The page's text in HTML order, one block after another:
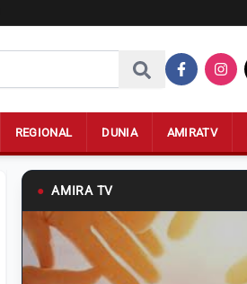
REGIONAL DUNIA AMIRATV
● AMIRA TV